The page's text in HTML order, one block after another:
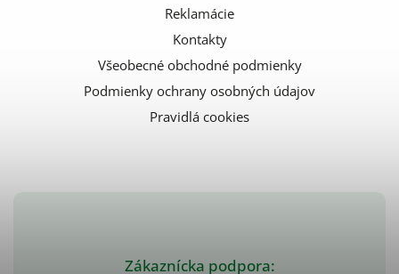
Zákaznícka podpora:
Reklamácie
Kontakty
Všeobecné obchodné podmienky
Podmienky ochrany osobných údajov
Pravidlá cookies